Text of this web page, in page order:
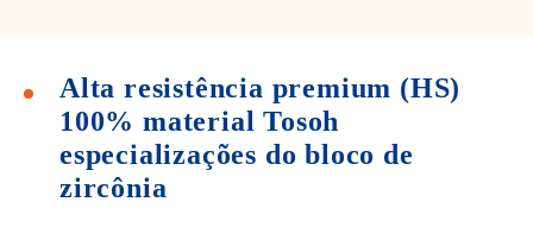
Alta resistência premium (HS)
100% material Tosoh
especializações do bloco de
zircônia